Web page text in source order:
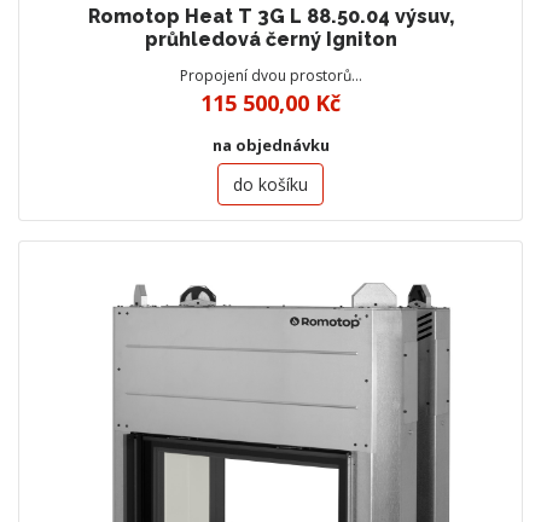
Romotop Heat T 3G L 88.50.04 výsuv,
průhledová černý Igniton
Propojení dvou prostorů…
115 500,00 Kč
na objednávku
do košíku